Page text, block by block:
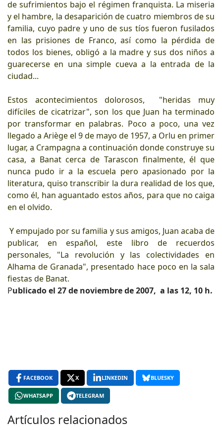
de sufrimientos bajo el régimen franquista. La miseria
y el hambre, la desaparición de cuatro miembros de su
familia, cuyo padre y uno de sus tíos fueron fusilados
en las prisiones de Franco, así como la pérdida de
todos los bienes, obligó a la madre y sus dos niños a
guarecerse en una simple cueva a la entrada de la
ciudad...
Estos acontecimientos dolorosos, "heridas muy
difíciles de cicatrizar", son los que Juan ha terminado
por transformar en palabras. Poco a poco, una vez
llegado a Ariège el 9 de mayo de 1957, a Orlu en primer
lugar, a Crampagna a continuación donde construye su
casa, a Banat cerca de Tarascon finalmente, él que
nunca pudo ir a la escuela pero apasionado por la
literatura, quiso transcribir la dura realidad de los que,
como él, han aguantado estos años, para que no caiga
en el olvido.
Y empujado por su familia y sus amigos, Juan acaba de
publicar, en español, este libro de recuerdos
personales, "La revolución y las colectividades en
Alhama de Granada", presentado hace poco en la sala
fiestas de Banat.
Publicado el 27 de noviembre de 2007, a las 12, 10 h.
FACEBOOK X LINKEDIN BLUESKY
WHATSAPP TELEGRAM
Artículos relacionados